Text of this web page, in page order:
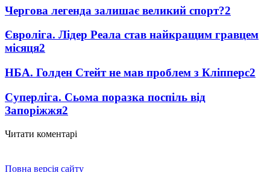
Чергова легенда залишає великий спорт?2
Євроліга. Лідер Реала став найкращим гравцем
місяця2
НБА. Голден Стейт не мав проблем з Кліпперс2
Суперліга. Сьома поразка поспіль від
Запоріжжя2
Читати коментарі
Повна версія сайту